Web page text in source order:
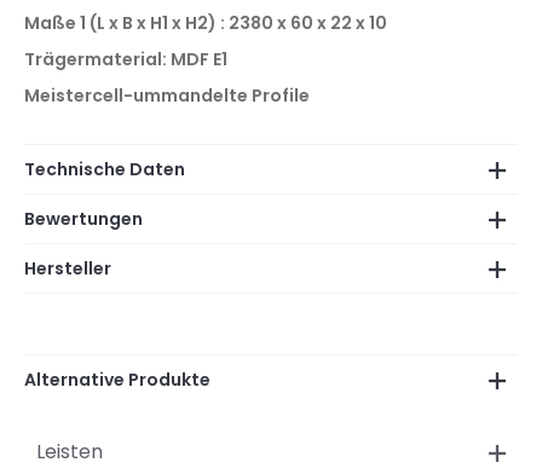
Maße 1 (L x B x H1 x H2) : 2380 x 60 x 22 x 10
Trägermaterial: MDF E1
Meistercell-ummandelte Profile
Technische Daten
Bewertungen
Hersteller
Alternative Produkte
Leisten